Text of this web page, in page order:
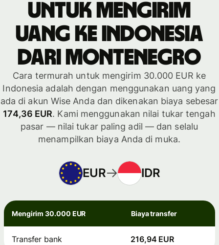
untuk mengirim
uang ke Indonesia
dari Montenegro
Cara termurah untuk mengirim 30.000 EUR ke
Indonesia adalah dengan menggunakan uang yang
ada di akun Wise Anda dan dikenakan biaya sebesar
174,36 EUR. Kami menggunakan nilai tukar tengah
pasar — nilai tukar paling adil — dan selalu
menampilkan biaya Anda di muka.
EUR IDR
Mengirim 30.000 EUR Biaya transfer
Transfer bank 216,94 EUR